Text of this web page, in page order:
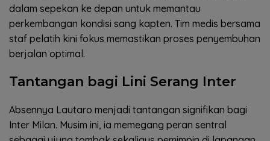
dalam sepekan ke depan untuk memantau
perkembangan kondisi sang kapten. Tim medis bersama
staf pelatih kini fokus memastikan proses penyembuhan
berjalan optimal.
Tantangan bagi Lini Serang Inter
Absennya Lautaro menjadi tantangan signifikan bagi
Inter Milan. Musim ini, ia memegang peran sentral